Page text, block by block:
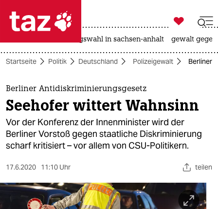
 taz zahl ich
taz zahl ich
themen
politik
öko
sport

taz zahl ich
landtagswahl in sachsen-anhalt gewalt
Startseite Politik Deutschland Polizeigewalt Berliner
Berliner Antidiskriminierungsgesetz
Seehofer wittert Wahnsinn
Vor der Konferenz der Innenminister wird der
Berliner Vorstoß gegen staatliche Diskriminierung
scharf kritisiert – vor allem von CSU-Politikern.
17.6.2020 11:10 Uhr teilen